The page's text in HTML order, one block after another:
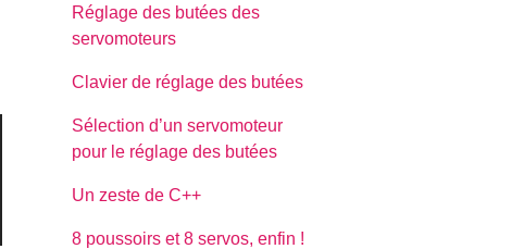
Réglage des butées des
servomoteurs
Clavier de réglage des butées
Sélection d’un servomoteur
pour le réglage des butées
Un zeste de C++
8 poussoirs et 8 servos, enfin !